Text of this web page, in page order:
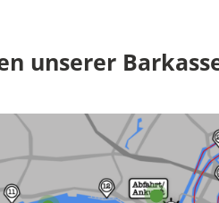
unserer